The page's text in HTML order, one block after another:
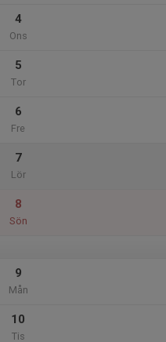
4
Ons
5
Tor
6
Fre
7
Lör
8
Sön
9
Mån
10
Tis